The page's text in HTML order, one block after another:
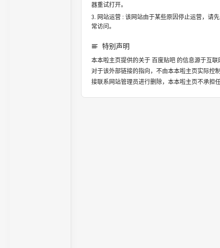
器重试打开。
网站运营 : 该网站由于某些原因停止运营，请
常访问。
特别声明
本本啦主页提供的关于百度贴吧的信息源于互联
对于该外部链接的指向，不由本本啦主页实际控
接联系网站管理员进行删除，本本啦主页不承担